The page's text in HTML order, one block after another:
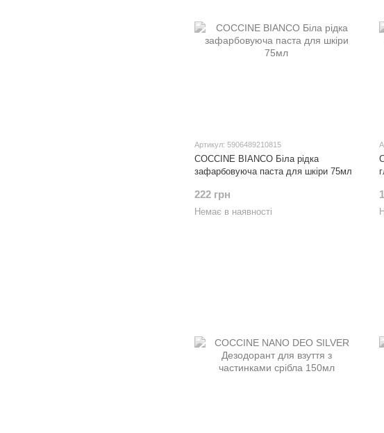
Артикул: 5906489210815
COCCINE BIANCO Біла рідка
зафарбовуюча паста для шкіри 75мл
222 грн
Немає в наявності